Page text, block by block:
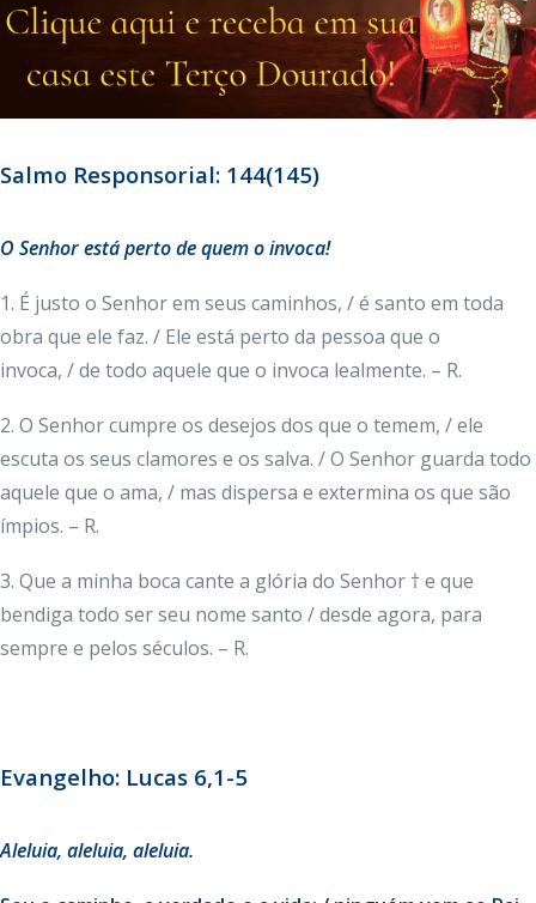
Salmo Responsorial: 144(145)
O Senhor está perto de quem o invoca!
1. É justo o Senhor em seus caminhos, / é santo em toda
obra que ele faz. / Ele está perto da pessoa que o
invoca, / de todo aquele que o invoca lealmente. – R.
2. O Senhor cumpre os desejos dos que o temem, / ele
escuta os seus clamores e os salva. / O Senhor guarda todo
aquele que o ama, / mas dispersa e extermina os que são
ímpios. – R.
3. Que a minha boca cante a glória do Senhor † e que
bendiga todo ser seu nome santo / desde agora, para
sempre e pelos séculos. – R.
Evangelho: Lucas 6,1-5
Aleluia, aleluia, aleluia.